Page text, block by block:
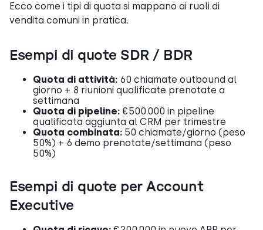
Ecco come i tipi di quota si mappano ai ruoli di
vendita comuni in pratica.
Esempi di quote SDR / BDR
Quota di attività: 60 chiamate outbound al
giorno + 8 riunioni qualificate prenotate a
settimana
Quota di pipeline: €500.000 in pipeline
qualificata aggiunta al CRM per trimestre
Quota combinata: 50 chiamate/giorno (peso
50%) + 6 demo prenotate/settimana (peso
50%)
Esempi di quote per Account
Executive